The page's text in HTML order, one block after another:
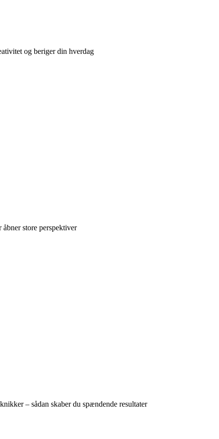
og beriger din hverdag
store perspektiver
– sådan skaber du spændende resultater